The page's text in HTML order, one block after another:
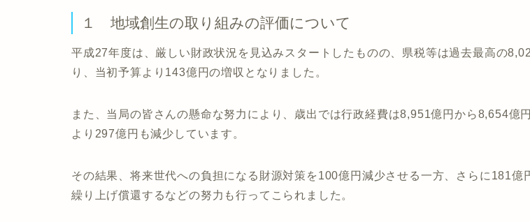
１ 地域創生の取り組みの評価について
平成27年度は、厳しい財政状況を見込みスタートしたものの、県税等は過去最高の
り、当初予算より143億円の増収となりました。
また、当局の皆さんの懸命な努力により、歳出では行政経費は8,951億円から8,654億
より297億円も減少しています。
その結果、将来世代への負担になる財源対策を100億円減少させる一方、さらに181億
繰り上げ償還するなどの努力も行ってこられました。